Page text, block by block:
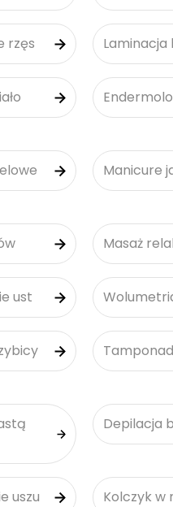
rzęs Laminacja
Manicure
Masaż
ust
Depilacja
uszu Kolczyk w